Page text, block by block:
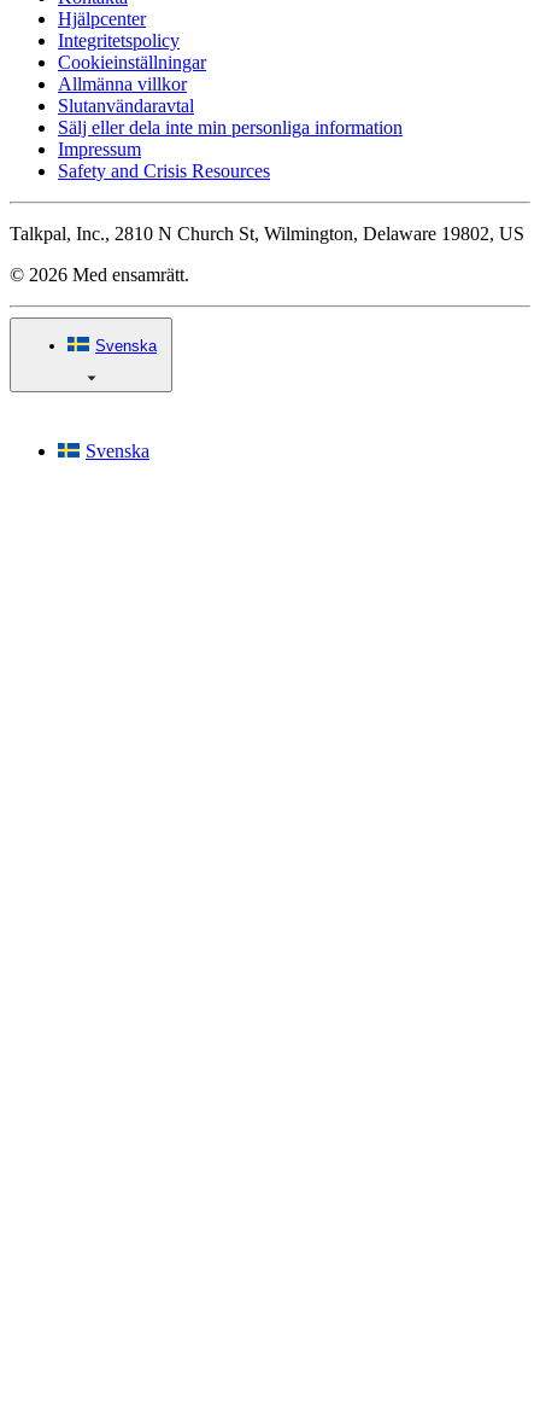
Hjälpcenter
Integritetspolicy
Cookieinställningar
Allmänna villkor
Slutanvändaravtal
Sälj eller dela inte min personliga information
Impressum
Safety and Crisis Resources
Talkpal, Inc., 2810 N Church St, Wilmington, Delaware 19802, US
© 2026 Med ensamrätt.
Svenska
Svenska